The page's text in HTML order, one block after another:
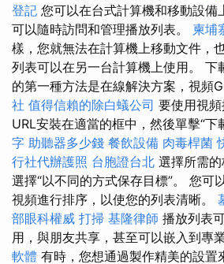
登記 您可以在台式計算機和移動設備
可以隨時訪問和管理播放列表。 柬埔
樣，您就無法在計算機上移動文件，
列表可以在另一台計算機上使用。 下
的第一種方法是在線解決方案，視頻
社 值得信賴的除白蟻公司 要使用視
URL安裝在適當的框中，然後單擊“下
字 助聽器多少錢 餐飲設備 肉毒桿菌
行社代辦護照 台胞證台北 選擇所需
選擇“以不同的方式保存目標”。 您可
視頻進行排序，以使您的列表清晰。
部眼科權威 打掃 基隆律師 播放列表
用，與朋友共享，甚至可以嵌入到專
軟體 有時，您想通過製作精美的設置